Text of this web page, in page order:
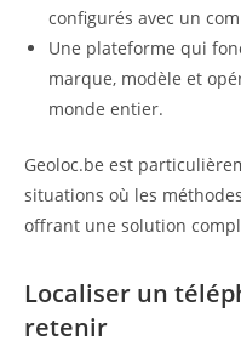
configurés avec un
Une plateforme qui
marque, modèle et
monde entier.
Geoloc.be est
situations où les
offrant une solution
Localiser un
retenir